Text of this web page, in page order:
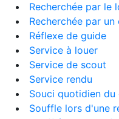
Recherchée par le
Recherchée par un
Réflexe de guide
Service à louer
Service de scout
Service rendu
Souci quotidien du
Souffle lors d'une